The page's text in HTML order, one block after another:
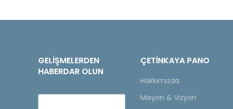
GELIŞMELERDEN
HABERDAR OLUN
ÇETINKAYA PANO
Hakkımızda
Misyon & Vizyon